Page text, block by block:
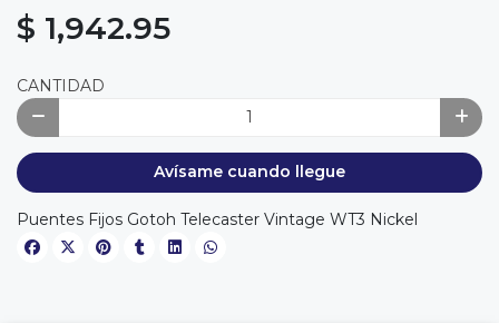
$ 1,942.95
CANTIDAD
Avísame cuando llegue
Puentes Fijos Gotoh Telecaster Vintage WT3 Nickel